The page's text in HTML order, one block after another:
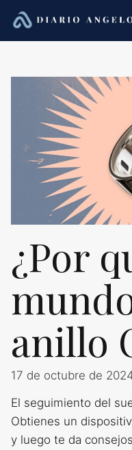
Saltar
contenido
¿Por
anillo
17 de octubre de
El seguimiento del
Obtienes un
y luego te da